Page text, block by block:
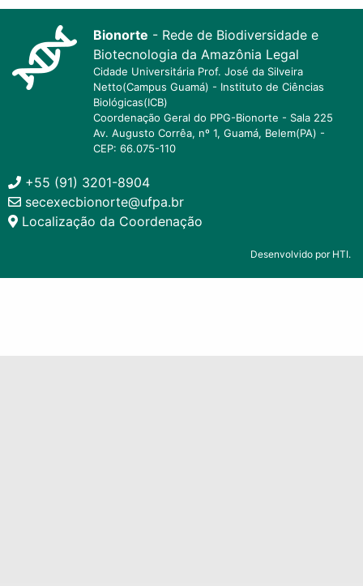
Bionorte - Rede de Biodiversidade e
Biotecnologia da Amazônia Legal
Cidade Universitária Prof. José da Silveira
Netto(Campus Guamá) - Instituto de Ciências
Biológicas(ICB)
Coordenação Geral do PPG-Bionorte - Sala 225
Av. Augusto Corrêa, nº 1, Guamá, Belem(PA) -
CEP: 66.075-110
+55 (91) 3201-8904
secexecbionorte@ufpa.br
Localização da Coordenação
Desenvolvido por HTI.